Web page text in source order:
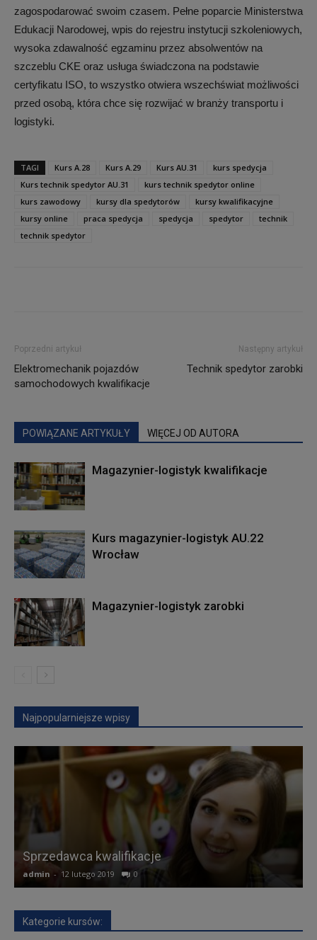
zagospodarować swoim czasem. Pełne poparcie Ministerstwa
Edukacji Narodowej, wpis do rejestru instytucji szkoleniowych,
wysoka zdawalność egzaminu przez absolwentów na
szczeblu CKE oraz usługa świadczona na podstawie
certyfikatu ISO, to wszystko otwiera wszechświat możliwości
przed osobą, która chce się rozwijać w branży transportu i
logistyki.
TAGI Kurs A.28 Kurs A.29 Kurs AU.31
kurs spedycja
Kurs technik spedytor AU.31
kurs technik spedytor online
kurs zawodowy
kursy dla spedytorów
kursy kwalifikacyjne
kursy online
praca spedycja spedycja spedytor
technik
technik spedytor
Poprzedni artykuł
Elektromechanik pojazdów
samochodowych kwalifikacje
Następny artykuł
Technik spedytor zarobki
POWIĄZANE ARTYKUŁY WIĘCEJ OD AUTORA
Magazynier-logistyk kwalifikacje
Kurs magazynier-logistyk AU.22
Wrocław
Magazynier-logistyk zarobki
Najpopularniejsze wpisy
Sprzedawca kwalifikacje
admin - 12 lutego 2019 0
Kategorie kursów: